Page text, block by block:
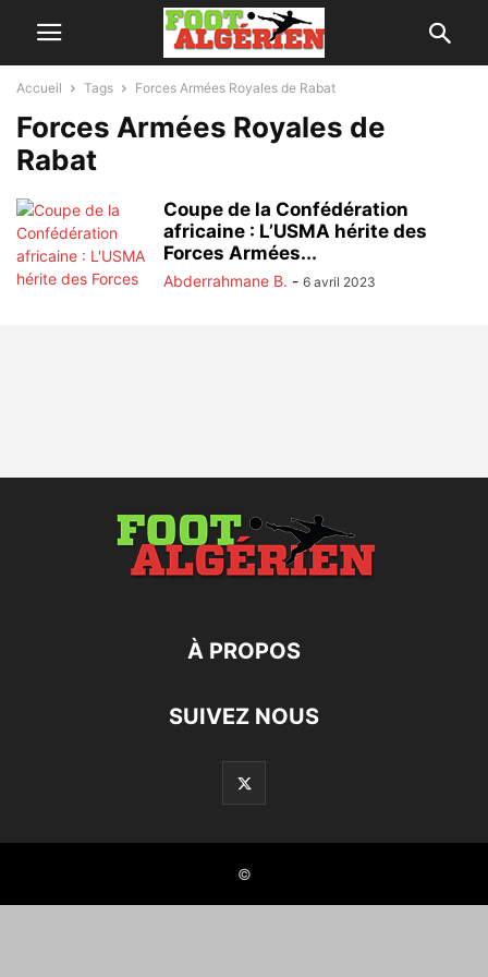
Accueil Tags Forces Armées Royales de Rabat
Forces Armées Royales de
Rabat
Coupe de la Confédération
africaine : L’USMA hérite des
Forces Armées...
Abderrahmane B. - 6 avril 2023
À PROPOS
SUIVEZ NOUS
©